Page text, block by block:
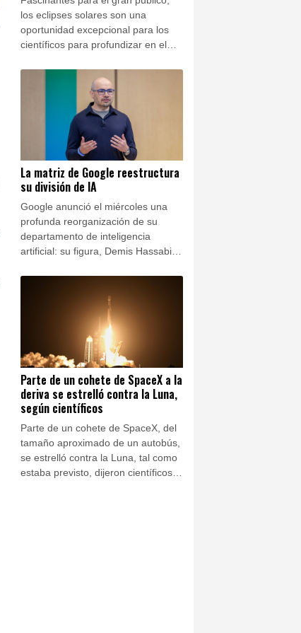
los eclipses solares son una
oportunidad excepcional para los
científicos para profundizar en el
más de un siglo, por ejemplo, uno
de estos fenómenos permitió
confirmar la teoría de la relatividad
de Einstein.
La matriz de Google reestructura
su división de IA
Google anunció el miércoles una
profunda reorganización de su
departamento de inteligencia
artificial: su figura, Demis Hassabis,
ocuparse de los desarrollos más
avanzados de la IA y en la
estrategia de largo plazo.
Parte de un cohete de SpaceX a la
deriva se estrelló contra la Luna,
según científicos
Parte de un cohete de SpaceX, del
tamaño aproximado de un autobús,
se estrelló contra la Luna, tal como
estaba previsto, dijeron científicos